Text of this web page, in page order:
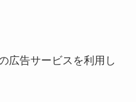
広告サービスを利用し